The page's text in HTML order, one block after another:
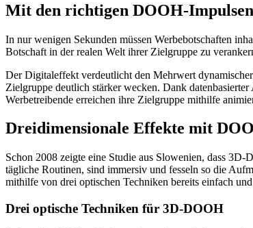
Mit den richtigen DOOH-
In nur wenigen Sekunden müssen Werbebotschaften
Botschaft in der realen Welt ihrer Zielgruppe zu
Der Digitaleffekt verdeutlicht den Mehrwert
Zielgruppe deutlich stärker wecken. Dank
Werbetreibende erreichen ihre Zielgruppe mithilfe
Dreidimensionale Effekte mit
Schon 2008 zeigte eine Studie aus Slowenien, dass
tägliche Routinen, sind immersiv und fesseln so die
mithilfe von drei optischen Techniken bereits einfach
Drei optische Techniken für 3D-DOOH